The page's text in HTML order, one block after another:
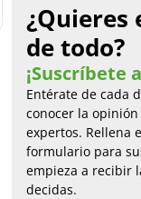
de todo?
¡Suscríbete
Entérate de cada
conocer la
expertos. Rellena
formulario para
empieza a recibir
decidas.